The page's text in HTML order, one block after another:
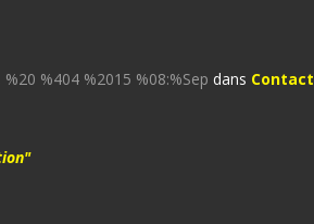
%404 %2015 %08:%Sep dans Contact